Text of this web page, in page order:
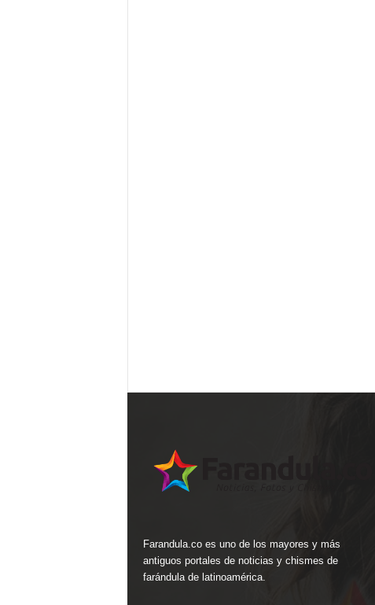
Farandula.co es uno de los mayores y más
antiguos portales de noticias y chismes de
farándula de latinoamérica.